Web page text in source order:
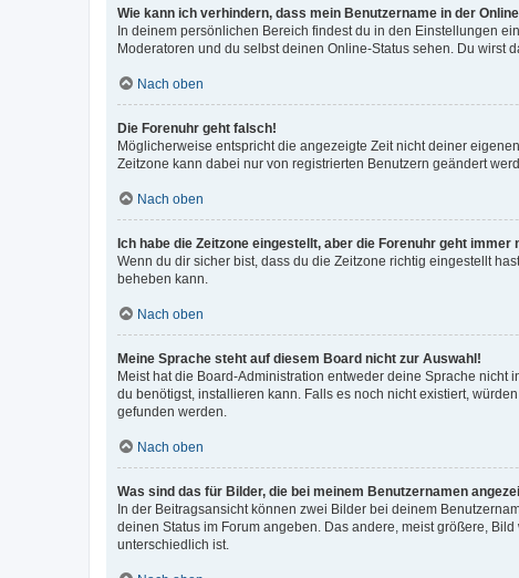
Wie kann ich verhindern, dass mein Benutzername in der
In deinem persönlichen Bereich findest du in den Einstellungen
Moderatoren und du selbst deinen Online-Status sehen. Du wirst
Nach oben
Die Forenuhr geht falsch!
Möglicherweise entspricht die angezeigte Zeit nicht deiner
Zeitzone kann dabei nur von registrierten Benutzern geändert
Nach oben
Ich habe die Zeitzone eingestellt, aber die Forenuhr geht immer
Wenn du dir sicher bist, dass du die Zeitzone richtig eingestellt
beheben kann.
Nach oben
Meine Sprache steht auf diesem Board nicht zur Auswahl!
Meist hat die Board-Administration entweder deine Sprache
du benötigst, installieren kann. Falls es noch nicht existiert,
gefunden werden.
Nach oben
Was sind das für Bilder, die bei meinem Benutzernamen
In der Beitragsansicht können zwei Bilder bei deinem
deinen Status im Forum angeben. Das andere, meist größere,
unterschiedlich ist.